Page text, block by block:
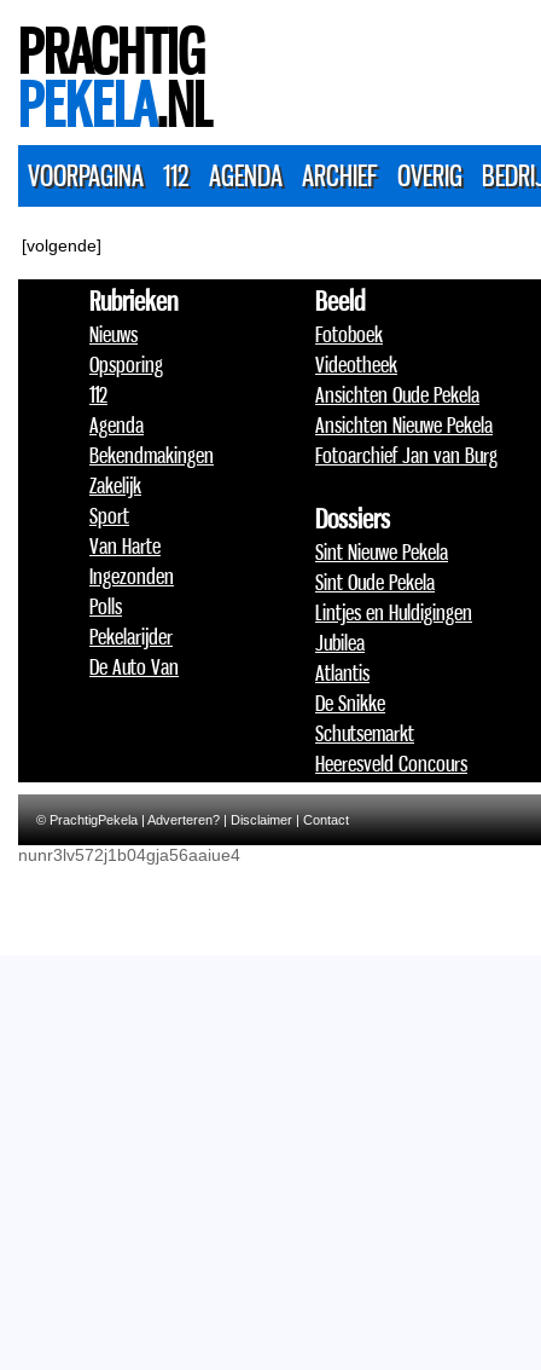
PRACHTIG
PEKELA.NL
VOORPAGINA 112 AGENDA ARCHIEF OVERIG
[volgende]
Rubrieken
Nieuws
Opsporing
112
Agenda
Bekendmakingen
Zakelijk
Sport
Van Harte
Ingezonden
Polls
Pekelarijder
De Auto Van
Beeld
Fotoboek
Videotheek
Ansichten Oude Pekela
Ansichten Nieuwe Pekela
Fotoarchief Jan van Burg
Dossiers
Sint Nieuwe Pekela
Sint Oude Pekela
Lintjes en Huldigingen
Jubilea
Atlantis
De Snikke
Schutsemarkt
Heeresveld Concours
© PrachtigPekela |Adverteren?|Disclaimer|Contact
nunr3lv572j1b04gja56aaiue4